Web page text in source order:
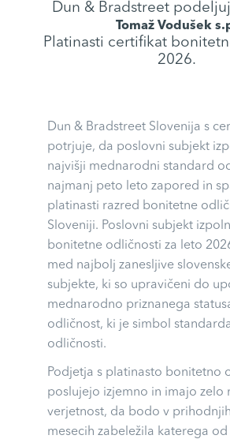
Dun & Bradstreet
Tomaž Vodušek
Platinasti certifikat
2026.
Dun & Bradstreet Slovenija s
potrjuje, da poslovni subjekt
najvišji mednarodni standard
najmanj peto leto zapored in
platinasti razred bonitetne
Sloveniji. Poslovni subjekt
bonitetne odličnosti za leto
med najbolj zanesljive
subjekte, ki so upravičeni do
mednarodno priznanega
odličnost, ki je simbol
odličnosti.
Podjetja s platinasto bonitetno
poslujejo izjemno in imajo zelo
verjetnost, da bodo v
mesecih zabeležila katerega